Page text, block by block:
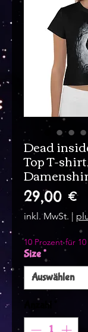
Dead
Top T-
29,00 €
inkl. MwSt. |
10 Prozent für
Size*
Anzahl